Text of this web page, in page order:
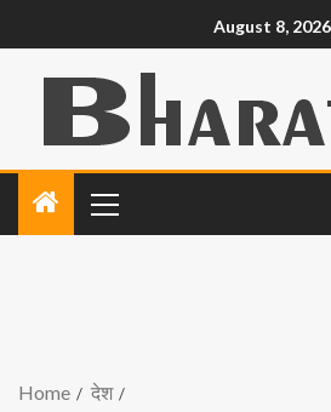
August 8, 2026
Home
देश